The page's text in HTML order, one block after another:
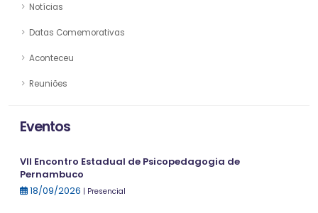
Notícias
Datas Comemorativas
Aconteceu
Reuniões
Eventos
VII Encontro Estadual de Psicopedagogia de
Pernambuco
18/09/2026 | Presencial